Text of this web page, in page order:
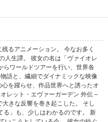
るアニメーション。 今なお多く
人生譚。 彼女の名は「ヴァイオレ
ワールドツアーを行い、世界各
語と、繊細でダイナミックな映像
を躍らせ、作品世界へと誘ったオ
レット・エヴァーガーデン 外伝 –
きな反響を巻き起こした。 そし
」も、少しはわかるのです。 新